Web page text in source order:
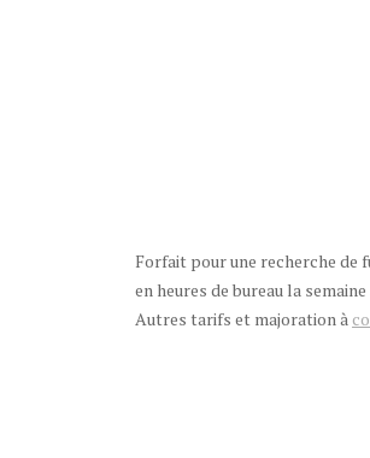
Forfait pour une recherche de
en heures de bureau la semaine
Autres tarifs et majoration à